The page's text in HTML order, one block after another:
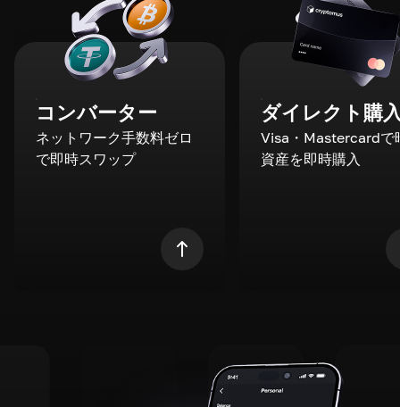
コンバーター
ネットワーク手数料ゼロ
で即時スワップ
ダイレクト購
Visa・Mastercardで
資産を即時購入